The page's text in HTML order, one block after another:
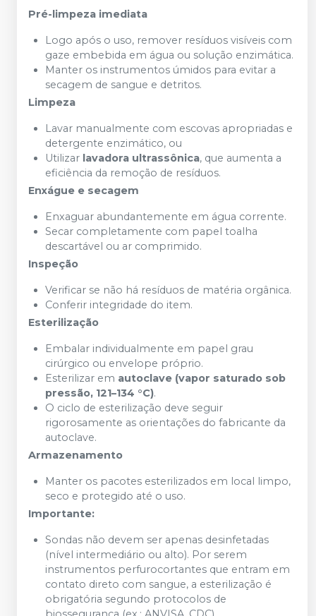
Pré-limpeza imediata
Logo após o uso, remover resíduos visíveis com
gaze embebida em água ou solução enzimática.
Manter os instrumentos úmidos para evitar a
secagem de sangue e detritos.
Limpeza
Lavar manualmente com escovas apropriadas e
detergente enzimático, ou
Utilizar lavadora ultrassônica, que aumenta a
eficiência da remoção de resíduos.
Enxágue e secagem
Enxaguar abundantemente em água corrente.
Secar completamente com papel toalha
descartável ou ar comprimido.
Inspeção
Verificar se não há resíduos de matéria orgânica.
Conferir integridade do item.
Esterilização
Embalar individualmente em papel grau
cirúrgico ou envelope próprio.
Esterilizar em autoclave (vapor saturado sob
pressão, 121–134 °C).
O ciclo de esterilização deve seguir
rigorosamente as orientações do fabricante da
autoclave.
Armazenamento
Manter os pacotes esterilizados em local limpo,
seco e protegido até o uso.
Importante:
Sondas não devem ser apenas desinfetadas
(nível intermediário ou alto). Por serem
instrumentos perfurocortantes que entram em
contato direto com sangue, a esterilização é
obrigatória segundo protocolos de